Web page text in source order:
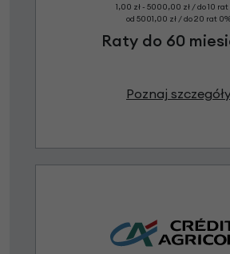
1,00 zł - 5000,00 zł / do 10
od 5001,00 zł / do 20 rat
Raty do 60
Poznaj